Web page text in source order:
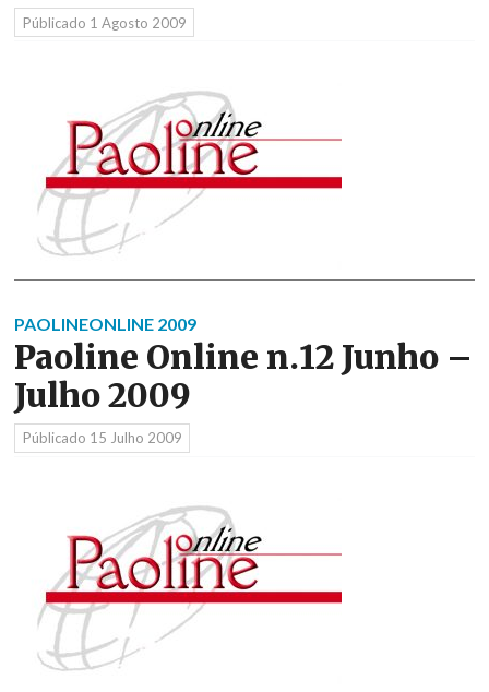
Públicado 1 Agosto 2009
PAOLINEONLINE 2009
Paoline Online n.12 Junho –
Julho 2009
Públicado 15 Julho 2009